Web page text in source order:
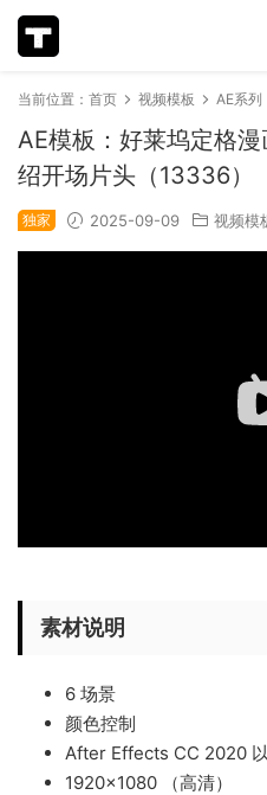
当前位置： 首页 视频模板 AE系列
AE模板：好莱坞定格
绍开场片头（13336）
独家 2025-09-09 视频模
素材说明
6 场景
颜色控制
After Effects CC 2020
1920×1080 （高清）